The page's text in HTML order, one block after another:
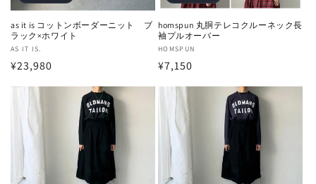
as it is コットンボーダーニット ブ
ラック×ホワイト
販
売
AS IT IS.
通
格
¥23,980
homspun 丸胴テレコクルーネック長
袖プルオーバー
販
売
HOMSPUN
通
格
¥7,150